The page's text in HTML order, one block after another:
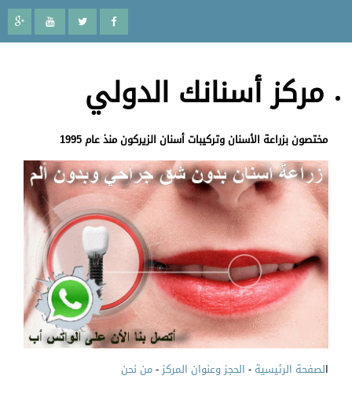
مركز أسنانك الدولي
مختصون بزراعة الأسنان وتركيبات أسنان الزيركون منذ عام 1995
لصفحة الرئيسية-الحجز وعنوان المركز-من نحن